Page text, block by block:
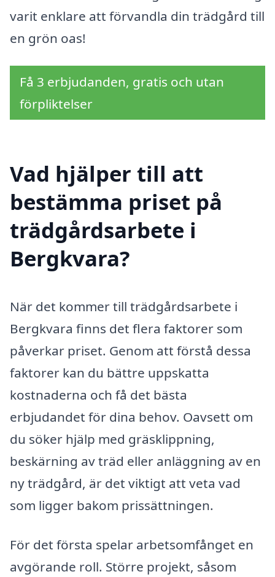
varit enklare att förvandla din trädgård till
en grön oas!
Få 3 erbjudanden, gratis och utan
förpliktelser
Vad hjälper till att
bestämma priset på
trädgårdsarbete i
Bergkvara?
När det kommer till trädgårdsarbete i
Bergkvara finns det flera faktorer som
påverkar priset. Genom att förstå dessa
faktorer kan du bättre uppskatta
kostnaderna och få det bästa
erbjudandet för dina behov. Oavsett om
du söker hjälp med gräsklippning,
beskärning av träd eller anläggning av en
ny trädgård, är det viktigt att veta vad
som ligger bakom prissättningen.
För det första spelar arbetsomfånget en
avgörande roll. Större projekt, såsom